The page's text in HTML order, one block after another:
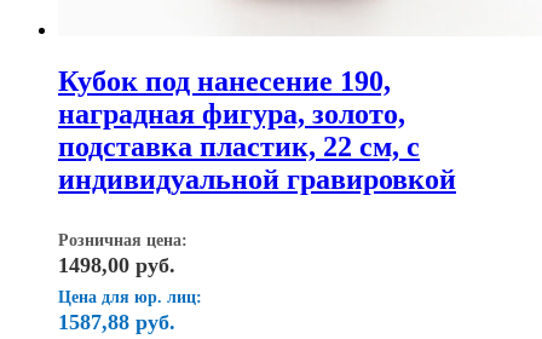
Кубок под нанесение 190,
наградная фигура, золото,
подставка пластик, 22 см, с
индивидуальной гравировкой
Розничная цена:
1498,00 руб.
Цена для юр. лиц:
1587,88 руб.